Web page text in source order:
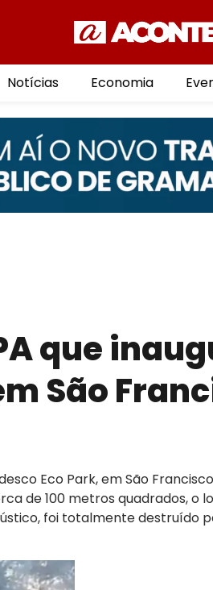
Notícias Economia
que
São
Eco Park, em São
de 100 metros quadrados, o
foi totalmente destruído